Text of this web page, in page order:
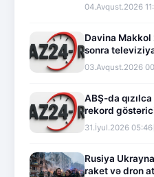
04.Avqust.2026
Davina
sonra
03.Avqust.2026
ABŞ-da
rekord
31.İyul.2026 05:46
Rusiya
raket və dron